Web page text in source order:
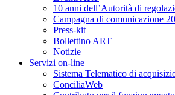
10 anni dell’Autorità di
Campagna di comunicazione
Press-kit
Bollettino ART
Notizie
Servizi on-line
Sistema Telematico di
ConciliaWeb